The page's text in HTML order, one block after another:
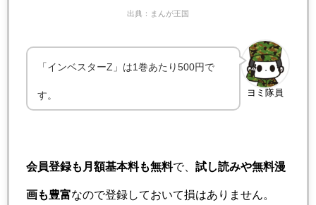
出典：まんが王国
ヨミ隊員
「インベスターZ」は1巻あたり500円で
す。
会員登録も月額基本料も無料で、 試し読みや無料漫
画も豊富なので登録しておいて損はありません。